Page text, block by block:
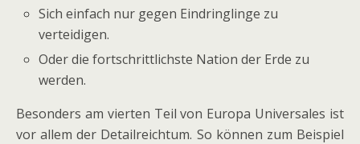
Sich einfach nur gegen Eindringlinge zu
verteidigen.
Oder die fortschrittlichste Nation der Erde zu
werden.
Besonders am vierten Teil von Europa Universales ist
vor allem der Detailreichtum. So können zum Beispiel